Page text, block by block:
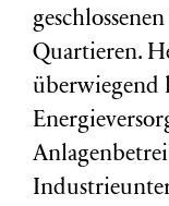
Quartieren.
überwiegend